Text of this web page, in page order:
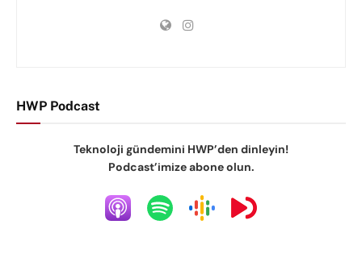
HWP Podcast
Teknoloji gündemini HWP’den dinleyin!
Podcast’imize abone olun.